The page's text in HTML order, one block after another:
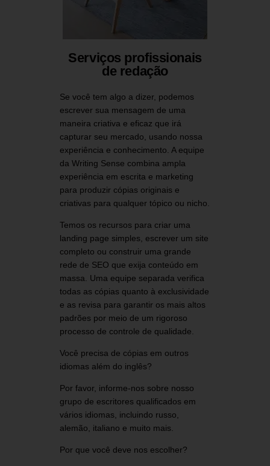
Serviços profissionais
de redação
Se você tem algo a dizer, podemos
escrever sua mensagem de uma
maneira criativa e eficaz que irá
capturar seu mercado, usando nossa
experiência e conhecimento. A equipe
da Writing Sense combina ampla
experiência em escrita e marketing
para produzir cópias originais e
criativas para qualquer tópico ou nicho.
Temos os recursos para criar uma
landing page simples, escrever um site
completo ou construir uma grande
rede de SEO que exija conteúdo em
massa. Uma equipe separada verifica
todas as cópias quanto à exclusividade
e as revisa para garantir os mais altos
padrões por meio de um rigoroso
processo de controle de qualidade.
Você precisa de cópias em outros
idiomas além do inglês?
Por favor, informe-nos sobre nosso
grupo de escritores qualificados em
vários idiomas, incluindo russo,
alemão, italiano e muito mais.
Por que você deve nos escolher?